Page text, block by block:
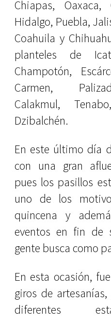
Chiapas, Oaxaca,
Hidalgo, Puebla,
Coahuila y
planteles de
Champotón,
Carmen,
Calakmul,
Dzibalchén.
En este último día
con una gran
pues los pasillos
uno de los
quincena y
eventos en fin de
gente busca como
En esta ocasión,
giros de
diferentes